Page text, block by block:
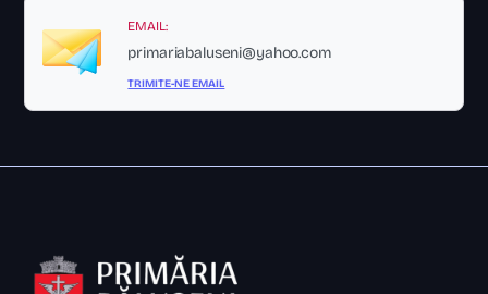
EMAIL:
primariabaluseni@yahoo.com
TRIMITE-NE EMAIL